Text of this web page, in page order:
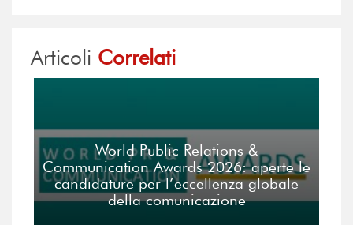
Articoli Correlati
World Public Relations &
Communication Awards 2026: aperte le
candidature per l’eccellenza globale
della comunicazione